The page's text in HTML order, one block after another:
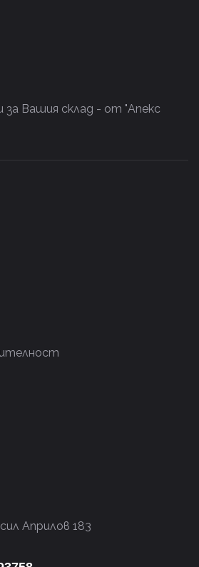
Вашия склад - от "Апекс
Априлов 183